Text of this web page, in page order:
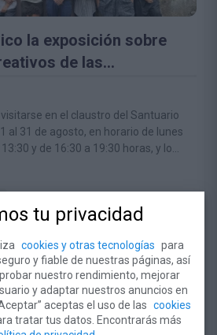
la exposición sobre
de las
Montesclaros
visitarse en el claustro del Santuario
al 31 de agosto, en horario de lunes
y de 16:30 a 19:30 horas, y los
tu privacidad
cookies y otras tecnologías para
y fiable de nuestras páginas, así
nuestro rendimiento, mejorar
y adaptar nuestros anuncios en
aceptas el uso de las cookies
tratar tus datos. Encontrarás más